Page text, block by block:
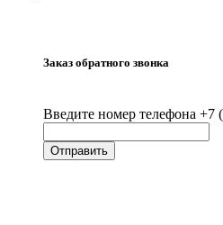
Заказ обратного звонка
Введите номер телефона +7
Отправить